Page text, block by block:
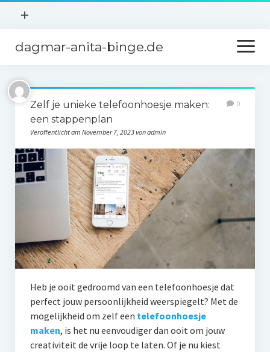
Menü
+
Ausgehen
Hobby
Wohnen
dagmar-anita-binge.de
Menü
öffnen
Startseite
Freunde und Partner
Kontakt
Über uns
Zelf je unieke telefoonhoesje maken:
een stappenplan
Veröffentlicht am November 7, 2023 von admin
0
Heb je ooit gedroomd van een telefoonhoesje dat
perfect jouw persoonlijkheid weerspiegelt? Met de
mogelijkheid om zelf een telefoonhoesje
maken, is het nu eenvoudiger dan ooit om jouw
creativiteit de vrije loop te laten. Of je nu kiest